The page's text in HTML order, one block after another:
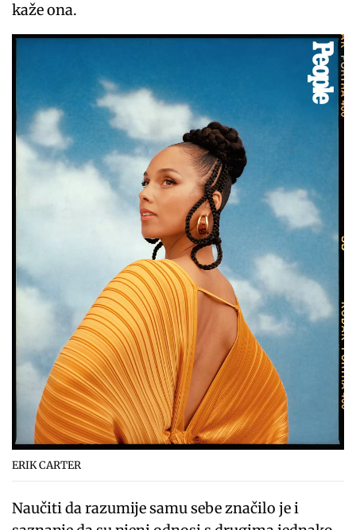
kaže ona.
ERIK CARTER
Naučiti da razumije samu sebe značilo je i